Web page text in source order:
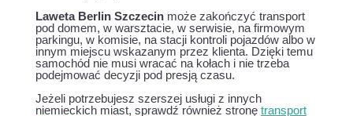
Laweta Berlin Szczecinmoże zakończyć transport
pod domem, w warsztacie, w serwisie, na firmowym
parkingu, w komisie, na stacji kontroli pojazdów albo w
innym miejscu wskazanym przez klienta. Dzięki temu
samochód nie musi wracać na kołach i nie trzeba
podejmować decyzji pod presją czasu.
Jeżeli potrzebujesz szerszej usługi z innych
niemieckich miast, sprawdź również stronę transport